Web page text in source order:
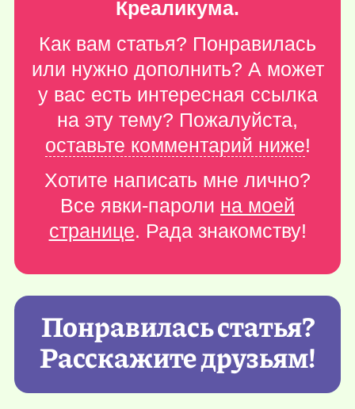
Креаликума.
Как вам статья? Понравилась
или нужно дополнить? А может
у вас есть интересная ссылка
на эту тему? Пожалуйста,
оставьте комментарий ниже!
Хотите написать мне лично?
Все явки-пароли на моей
странице. Рада знакомству!
Понравилась статья?
Расскажите друзьям!